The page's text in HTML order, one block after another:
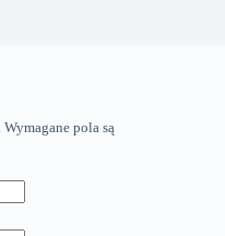
Wymagane pola są